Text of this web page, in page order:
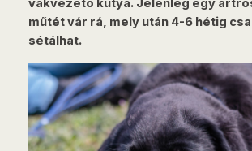
vakvezető kutya. Jelenleg egy
műtét vár rá, mely után 4-6 hétig
sétálhat.